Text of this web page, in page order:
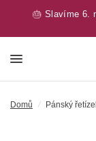
🎂 Slavíme 6.
Domů / Pánský